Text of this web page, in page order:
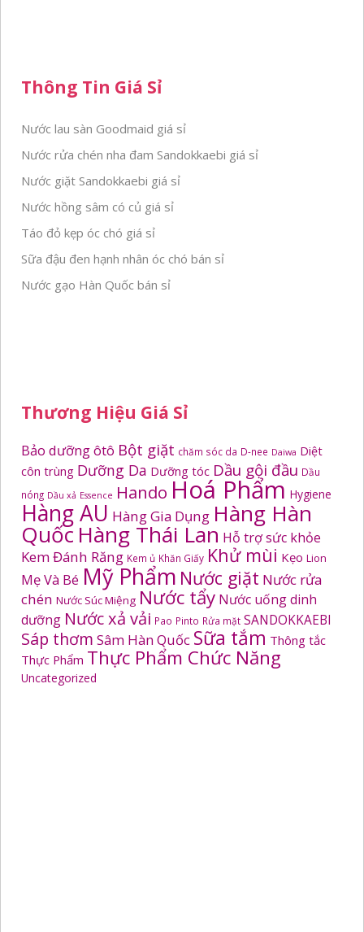
Thông Tin Giá Sỉ
Nước lau sàn Goodmaid giá sỉ
Nước rửa chén nha đam Sandokkaebi giá sỉ
Nước giặt Sandokkaebi giá sỉ
Nước hồng sâm có củ giá sỉ
Táo đỏ kẹp óc chó giá sỉ
Sữa đậu đen hạnh nhân óc chó bán sỉ
Nước gạo Hàn Quốc bán sỉ
Thương Hiệu Giá Sỉ
Bảo dưỡng ôtô Bột giặt chăm sóc da D-nee Daiwa Diệt
côn trùng Dưỡng Da Dưỡng tóc Dầu gội đầu Dầu
nóng Dầu xả Essence Hando Hoá Phẩm Hygiene
Hàng AU Hàng Gia Dụng Hàng Hàn
Quốc Hàng Thái Lan Hỗ trợ sức khỏe
Kem Đánh Răng Kem ủ Khăn Giấy Khử mùi Kẹo Lion
Mẹ Và Bé Mỹ Phẩm Nước giặt Nước rửa
chén Nước Súc Miệng Nước tẩy Nước uống dinh
dưỡng Nước xả vải Pao Pinto Rửa mặt SANDOKKAEBI
Sáp thơm Sâm Hàn Quốc Sữa tắm Thông tắc
Thực Phẩm Thực Phẩm Chức Năng
Uncategorized